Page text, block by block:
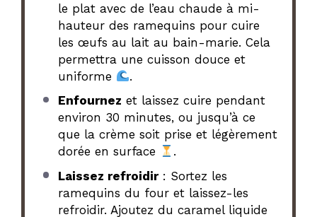
le plat avec de l’eau chaude à mi-
hauteur des ramequins pour cuire
les œufs au lait au bain-marie. Cela
permettra une cuisson douce et
uniforme
.
Enfournez et laissez cuire pendant
environ 30 minutes, ou jusqu’à ce
que la crème soit prise et légèrement
dorée en surface
.
Laissez refroidir: Sortez les
ramequins du four et laissez-les
refroidir. Ajoutez du caramel liquide